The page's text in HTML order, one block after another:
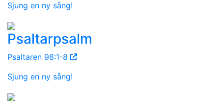
Sjung en ny sång!
Psaltarpsalm
Psaltaren 98:1-8
Sjung en ny sång!